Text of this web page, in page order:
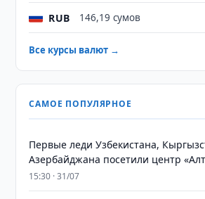
RUB 146,19 сумов
Все курсы валют →
САМОЕ ПОПУЛЯРНОЕ
Первые леди Узбекистана,
Азербайджана посетили центр
15:30 · 31/07